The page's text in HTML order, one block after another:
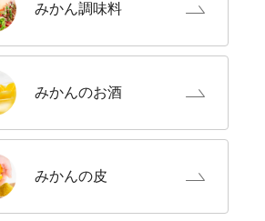
みかん調味料
みかんのお酒
みかんの皮